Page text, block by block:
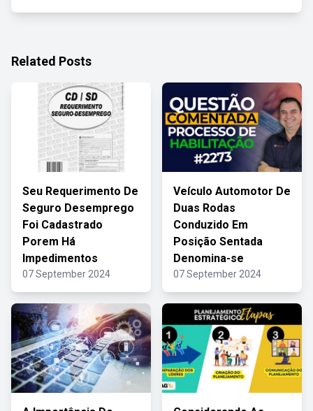
Related Posts
Seu Requerimento De
Seguro Desemprego
Foi Cadastrado
Porem Há
Impedimentos
07 September 2024
Veículo Automotor De
Duas Rodas
Conduzido Em
Posição Sentada
Denomina-se
07 September 2024